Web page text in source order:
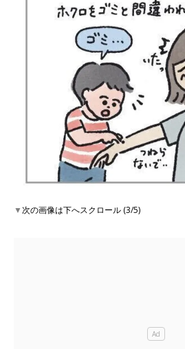
▼次の画像は下へスクロール (3/5)